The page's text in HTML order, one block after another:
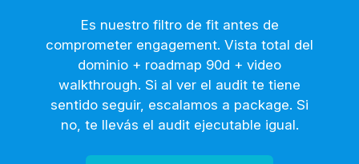
Es nuestro filtro de fit antes de
comprometer engagement. Vista total del
dominio + roadmap 90d + video
walkthrough. Si al ver el audit te tiene
sentido seguir, escalamos a package. Si
no, te llevás el audit ejecutable igual.